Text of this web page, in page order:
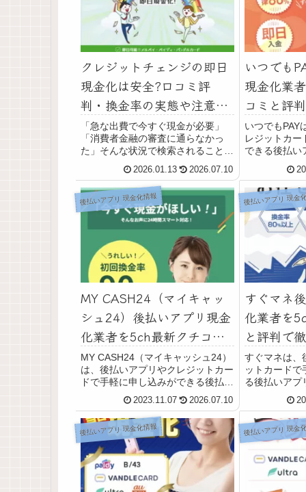
クレジットチェンジの即日
現金化は安全?口コミ評
判・換金率の実態や注意点
を最新情報で徹底解説
「急な出費で今すぐ現金が必要」
「消費者金融の審査に通らなかっ
た」そんな状況で検索されることが
多いのが、クレジットカード現金化
業者 クレジットチェンジです。本
記事では、ネット上の表面的な宣伝
情報だけでなく、実際の口コミ・換
金率の実態・公式表記...
2026.01.13 2026.07.10
いつでも
現金化業
コミと評
金率や安
いつでもPAY
レジットカー
できる後払い
です。いつ
代金が振り
きます。い
で代金が振り
できます。...
後払いアプリ 現金化情報
MY CASH24（マイキャッ
シュ24）後払いアプリ現金
化業者を5ch最新クチコミ
と評判で徹底調査！換金率
や安全性も解説
MY CASH24（マイキャッシュ24）
は、後払いアプリやクレジットカー
ドで手軽に申し込みができる後払い
アプリ現金化サービスです。MY
CASH24（マイキャッシュ24）は、
後払いアプリやクレジットカードで
手軽に申し込みができる後払いアプ
リ...
2023.11.07 2026.07.10
後払いアプリ 現金
すぐマネ
化業者を
と評判で
や安全性
すぐマネは、
ットカードで
る後払いアプ
す。すぐマ
が振り込ま
す。この記
いアプリ現金
日現金化する
後払いアプリ 現金化情報 後払いアプリ 現金